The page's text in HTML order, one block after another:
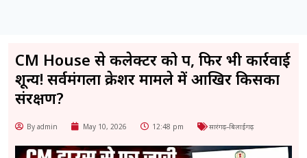
CM House से कलेक्टर को पत्र, फिर भी कार्रवाई
शून्य! सर्वमंगला क्रेशर मामले में आखिर किसका
संरक्षण?
By admin May 10, 2026 12:48 pm सारंगढ़–बिलाईगढ़